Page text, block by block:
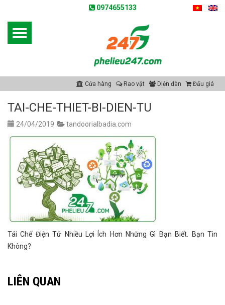
0974655133
Cửa hàng Rao vặt Diễn đàn Đấu giá
TAI-CHE-THIET-BI-DIEN-TU
24/04/2019 tandoorialbadia.com
Tái Chế Điện Tử Nhiều Lợi Ích Hơn Những Gì Bạn Biết. Bạn Tin
Không?
LIÊN QUAN